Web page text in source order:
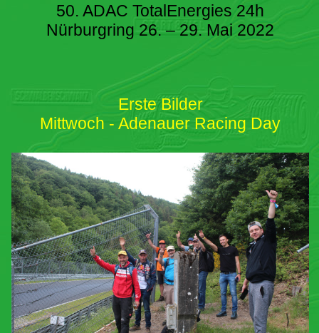
50. ADAC TotalEnergies 24h
Nürburgring 26. – 29. Mai 2022
Erste Bilder
Mittwoch - Adenauer Racing Day